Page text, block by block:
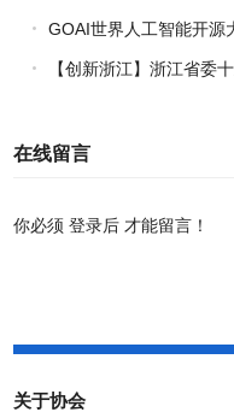
信息化发展情况举行新闻发
GOAI世界人工智能开源
【创新浙江】浙江省委
在线留言
你必须登录后 才能留言！
关于协会